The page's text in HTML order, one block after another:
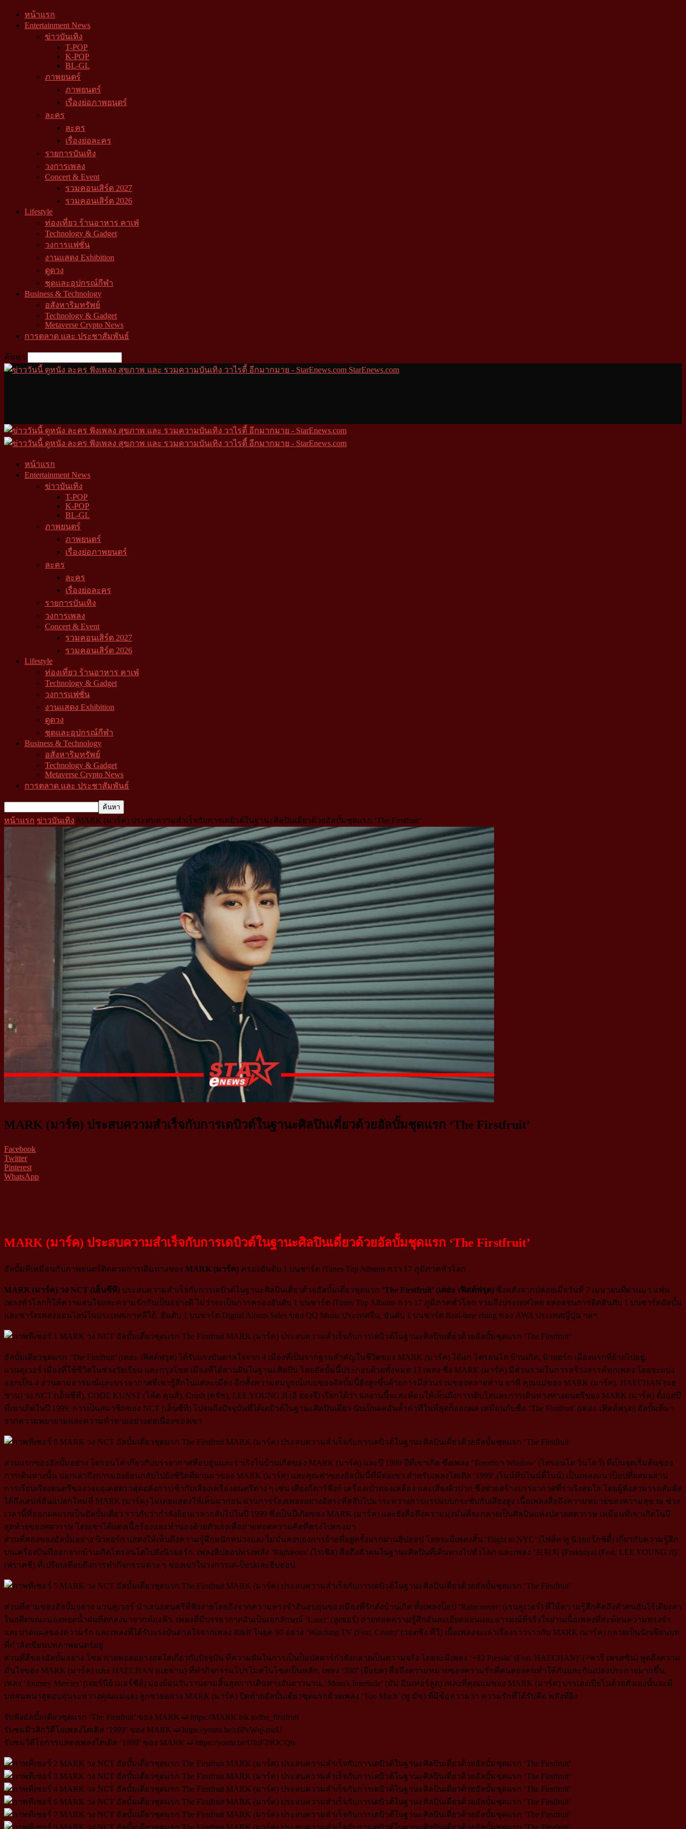
หน้าแรก
Entertainment News
ข่าวบันเทิง
T-POP
K-POP
BL-GL
ภาพยนตร์
ภาพยนตร์
เรื่องย่อภาพยนตร์
ละคร
ละคร
เรื่องย่อละคร
รายการบันเทิง
วงการเพลง
Concert & Event
รวมคอนเสิร์ต 2027
รวมคอนเสิร์ต 2026
Lifestyle
ท่องเที่ยว ร้านอาหาร คาเฟ่
Technology & Gadget
วงการแฟชั่น
งานแสดง Exhibition
ดูดวง
ชุดและอุปกรณ์กีฬา
Business & Technology
อสังหาริมทรัพย์
Technology & Gadget
Metaverse Crypto News
การตลาด และ ประชาสัมพันธ์
ค้นหา
StarEnews.com
หน้าแรก
Entertainment News
ข่าวบันเทิง
T-POP
K-POP
BL-GL
ภาพยนตร์
ภาพยนตร์
เรื่องย่อภาพยนตร์
ละคร
ละคร
เรื่องย่อละคร
รายการบันเทิง
วงการเพลง
Concert & Event
รวมคอนเสิร์ต 2027
รวมคอนเสิร์ต 2026
Lifestyle
ท่องเที่ยว ร้านอาหาร คาเฟ่
Technology & Gadget
วงการแฟชั่น
งานแสดง Exhibition
ดูดวง
ชุดและอุปกรณ์กีฬา
Business & Technology
อสังหาริมทรัพย์
Technology & Gadget
Metaverse Crypto News
การตลาด และ ประชาสัมพันธ์
หน้าแรก ข่าวบันเทิง MARK (มาร์ค) ประสบความสำเร็จกับการเดบิวต์ในฐานะศิลปินเดี่ยวด้วยอัลบั้มชุดแรก ‘The Firstfruit’
MARK (มาร์ค) ประสบความสำเร็จกับการเดบิวต์ในฐานะศิลปินเดี่ยวด้วยอัลบั้มชุดแรก ‘The Firstfruit’
Facebook
Twitter
Pinterest
WhatsApp
MARK (มาร์ค) ประสบความสำเร็จกับการเดบิวต์ในฐานะศิลปินเดี่ยวด้วยอัลบั้มชุดแรก ‘The Firstfruit’
อัลบั้มที่เหมือนกับภาพยนตร์ติดตามการเดินทางของ MARK (มาร์ค) ครองอันดับ 1 บนชาร์ต iTunes Top Albums กว่า 17 ภูมิภาคทั่วโลก
MARK (มาร์ค) วง NCT (เอ็นซีที) ประสบความสำเร็จกับการเดบิวต์ในฐานะศิลปินเดี่ยวด้วยอัลบั้มเดี่ยวชุดแรก ‘The Firstfruit’ (เดอะ เฟิสต์ฟรุต) ซึ่งหลังจากปล่อยเมื่อวันที่ 7 เมษายนที่ผ่านมา แฟน
เพลงทั่วโลกก็ให้ความสนใจและความรักกันเป็นอย่างดี ไม่ว่าจะเป็นการครองอันดับ 1 บนชาร์ต iTunes Top Albums กว่า 17 ภูมิภาคทั่วโลก รวมถึงประเทศไทย ตลอดจนการติดอันดับ 1 บนชาร์ตอัลบั้ม
และชาร์ตเพลงออนไลน์ในประเทศเกาหลีใต้, อันดับ 1 บนชาร์ต Digital Album Sales ของ QQ Music ประเทศจีน, อันดับ 1 บนชาร์ต Real-time rising ของ AWA ประเทศญี่ปุ่น ฯลฯ
อัลบั้มเดี่ยวชุดแรก ‘The Firstfruit’ (เดอะ เฟิสต์ฟรุต) ได้รับแรงบันดาลใจจาก 4 เมืองที่เป็นรากฐานสำคัญในชีวิตของ MARK (มาร์ค) ได้แก่ โตรอนโต บ้านเกิด, นิวยอร์ก เมืองแรกที่ย้ายไปอยู่,
แวนคูเวอร์ เมืองที่ใช้ชีวิตในช่วงวัยเรียน และกรุงโซล เมืองที่ได้สานฝันในฐานะศิลปิน โดยอัลบั้มนี้ประกอบด้วยทั้งหมด 13 เพลง ซึ่ง MARK (มาร์ค) มีส่วนร่วมในการสร้างสรรค์ทุกเพลง โดยจะแบ่ง
ออกเป็น 4 ส่วนตามอารมณ์และบรรยากาศที่เขารู้สึกในแต่ละเมือง อีกทั้งความสมบูรณ์แบบของอัลบั้มนี้ยังสูงขึ้นด้วยการมีส่วนร่วมของหลายท่าน อาทิ คุณแม่ของ MARK (มาร์ค), HAECHAN (แฮ
ชาน) วง NCT (เอ็นซีที), CODE KUNST (โค้ด คุนส์), Crush (ครัช), LEE YOUNG JI (อี ยองจี) เรียกได้ว่า ผลงานนี้จะสะท้อนให้เห็นถึงการเติบโตและการเดินทางทางดนตรีของ MARK (มาร์ค) ตั้งแต่ปี
ที่เขาเกิดในปี 1999, การเป็นสมาชิกของ NCT (เอ็นซีที) ไปจนถึงปัจจุบันที่ได้เดบิวต์ในฐานะศิลปินเดี่ยว นับเป็นผลอันล้ำค่าที่ในที่สุดก็ออกผล เหมือนกับชื่อ ‘The Firstfruit’ (เดอะ เฟิสต์ฟรุต) อัลบั้มที่มา
จากความพยายามและความท้าทายอย่างต่อเนื่องของเขา
ส่วนแรกของอัลบั้มอย่าง โตรอนโต เกี่ยวกับบรรยากาศที่อบอุ่นและร่าเริงในบ้านเกิดของ MARK (มาร์ค) และปี 1999 ปีที่เขาเกิด ซึ่งเพลง ‘Toronto’s Window’ (โตรอนโต วินโดว์) ที่เป็นจุดเริ่มต้นของ
การเดินทางนั้น บอกเล่าถึงการมองย้อนกลับไปยังชีวิตที่ผ่านมาของ MARK (มาร์ค) และคุณค่าของอัลบั้มนี้ที่มีต่อเขา สำหรับเพลงไตเติล ‘1999’ (ไนน์ทีนไนน์ตี้ไนน์) เป็นเพลงแนวป็อปที่ผสมผสาน
การเรียบเรียงดนตรีของวงออเคสตราสุดอลังการเข้ากับเสียงเครื่องดนตรีต่าง ๆ เช่น เสียงกีตาร์ฟังก์ เครื่องเป่าทองเหลือง และเสียงผิวปาก ซึ่งช่วยสร้างบรรยากาศที่ร่าเริงสดใส โดยผู้ฟังสามารถสัมผัส
ได้ถึงเสน่ห์อันแปลกใหม่ที่ MARK (มาร์ค) ไม่เคยแสดงให้เห็นมาก่อน ผ่านการร้องเพลงอย่างอิสระที่สลับไปมาระหว่างการแรปแบบกระชับกับเสียงสูง เนื้อเพลงสื่อถึงความหมายของความสุข ณ ช่วง
เวลานี้ที่ออกผลแรกเป็นอัลบั้มเดี่ยว ราวกับว่ากำลังย้อนเวลากลับไปในปี 1999 ซึ่งเป็นปีเกิดของ MARK (มาร์ค) และยังสื่อถึงความมุ่งมั่นที่จะกลายเป็นศิลปินแห่งปลายศตวรรษ เหมือนที่เขาเกิดในปี
สุดท้ายของศตวรรษ โดยเขาได้แต่งเนื้อร้องและทำนองด้วยตัวเองเพื่อถ่ายทอดความคิดที่ตรงไปตรงมา
ส่วนที่สองของอัลบั้มอย่าง นิวยอร์ก แสดงให้เห็นถึงความรู้สึกหนักหน่วงและไม่มั่นคงของการย้ายที่อยู่ครั้งแรกผ่านฮิปฮอป โดยจะมีเพลงสั้น ‘Flight to NYC’ (ไฟล์ท ทู นิวยอร์กซิตี้) เกี่ยวกับความรู้สึก
บนเครื่องบินที่ออกจากบ้านเกิดโตรอนโตไปยังนิวยอร์ก, เพลงฮิปฮอปทรงพลัง ‘Righteous’ (ไรเชิส) สื่อถึงตัวตนในฐานะศิลปินที่เดินทางไปทั่วโลก และเพลง ‘프락치 (Fraktsiya) (Feat. LEE YOUNG JI)’
(ฟราคชี) ที่เปรียบเทียบถึงการทำกิจกรรมต่าง ๆ ของเขาในวงการเค-ป็อปและฮิปฮอป
ส่วนที่สามของอัลบั้มอย่าง แวนคูเวอร์ นำเสนอดนตรีที่ฟังง่ายโดยอิงจากความทรงจำอันอบอุ่นของเมืองที่รักดั่งบ้านเกิด ทั้งเพลงป็อป ‘Raincouver’ (เรนคูเวอร์) ที่ให้ความรู้สึกคิดถึงตัวตนอันไร้เดียงสา
ในอดีตขณะมองหยดน้ำฝนที่ตกลงมาจากท้องฟ้า, เพลงที่มีบรรยากาศอันเป็นเอกลักษณ์ ‘Loser’ (ลูเซอร์) ถ่ายทอดความรู้สึกอันละเอียดอ่อนและอารมณ์ที่จริงใจผ่านเนื้อเพลงที่สะท้อนความทรงจำ
และบาดแผลของความรัก และเพลงที่ได้รับแรงบันดาลใจจากเพลง R&B ในยุค 90 อย่าง ‘Watching TV (Feat. Crush)’ (วอตชิง ทีวี) เนื้อเพลงจะเล่าเรื่องราวราวกับ MARK (มาร์ค) กลายเป็นนักเขียนบท
ที่กำลังเขียนบทภาพยนตร์อยู่
ส่วนที่สี่ของอัลบั้มอย่าง โซล ถ่ายทอดอย่างสดใสเกี่ยวกับปัจจุบัน ที่ความฝันในการเป็นป็อปสตาร์กำลังกลายเป็นความจริง โดยจะมีเพลง ‘+82 Pressin’ (Feat. HAECHAN)’ (+พารี เพรสซิน) พูดถึงความ
มั่นใจของ MARK (มาร์ค) และ HAECHAN (แฮชาน) ที่ทำกิจกรรมโปรโมตในโซลเป็นหลัก, เพลง ‘200’ (อีแบค) สื่อถึงความหมายของความรักที่คนสองคนทำให้กันและกันเปล่งประกายมากขึ้น,
เพลง ‘Journey Mercies’ (เจอร์นีย์ เมอร์ซีส์) มองย้อนวันวานยามสิ้นสุดการเดินทางอันยาวนาน, ‘Mom’s Interlude’ (มัม อินเทอร์ลูด) เพลงที่คุณแม่ของ MARK (มาร์ค) บรรเลงเปียโนด้วยตัวเองนั้นจะมี
บทสนทนาสุดอบอุ่นระหว่างคุณแม่และลูกชายอย่าง MARK (มาร์ค) ปิดท้ายอัลบั้มเดี่ยวชุดแรกด้วยเพลง ‘Too Much’ (ทู มัช) ที่มีข้อความว่า ความรักที่ได้รับคือ พลังที่ยิ่ง
รับฟังอัลบั้มเดี่ยวชุดแรก ‘The Firstfruit’ ของ MARK ➫ https://MARK.lnk.to/the_firstfruit
รับชมมิวสิกวิดีโอเพลงไตเติล ‘1999’ ของ MARK ➫ https://youtu.be/c6PeWqj-moU
รับชมวิดีโอการแสดงเพลงไตเติล ‘1999’ ของ MARK ➫ https://youtu.be/UfoF29OCQts